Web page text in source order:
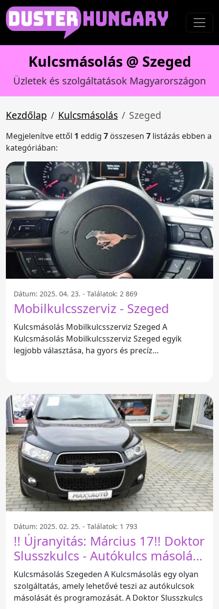
Kulcsmásolás @ Szeged
Üzletek és szolgáltatások Magyarországon
Kezdőlap Kulcsmásolás Szeged
Megjelenítve ettől 1 eddig 7 összesen 7 listázás ebben a
kategóriában:
Dátum: 2025. 04. 23. - Találatok: 2 869
Mobilkulcsszerviz - Szeged
Kulcsmásolás Mobilkulcsszerviz Szeged A
Kulcsmásolás Mobilkulcsszerviz Szeged egyik
legjobb választása, ha gyors és precíz
Dátum: 2025. 02. 25. - Találatok: 1 793
!! Újranyitás: Március 17!! Doktor
Slusszkulcs - Autókulcs másolás-
programozás - autónyitás -
szervízautóból - Szeged +40km -
Szeged
Kulcsmásolás Szegeden A Kulcsmásolás egy olyan
szolgáltatás, amely lehetővé teszi az autókulcsok
másolását és programozását. A Doktor Slusszkulcs